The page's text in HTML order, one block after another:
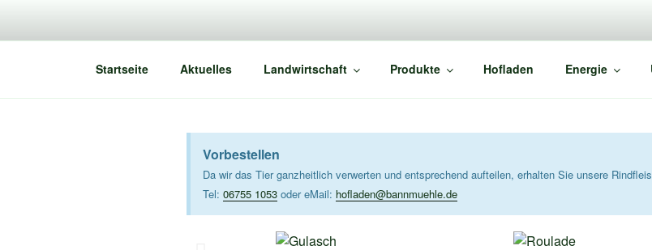
DIE BANNMÜHLE
Jeder Tag schmeckt anders
Startseite Aktuelles Landwirtschaft Produkte Hofladen Energie
Vorbestellen
Da wir das Tier ganzheitlich verwerten und entsprechend aufteilen, erhalten Sie unsere
Tel: 06755 1053 oder eMail: hofladen@bannmuehle.de